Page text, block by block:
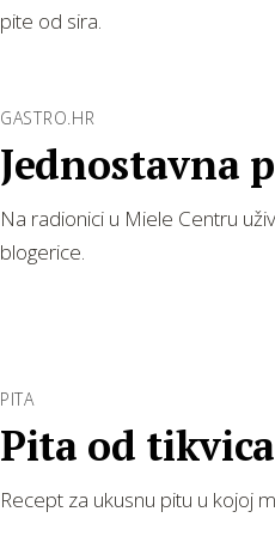
pite od sira.
GASTRO.HR
Jednostavna
Na radionici u Miele Centru
blogerice.
PITA
Pita od
Recept za ukusnu pitu u kojoj